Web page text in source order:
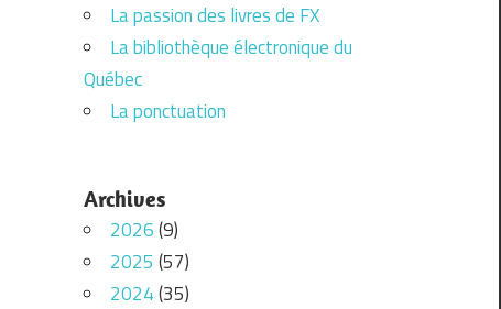
La passion des livres de FX
La bibliothèque électronique du
Québec
La ponctuation
Archives
2026(9)
2025 (57)
2024(35)